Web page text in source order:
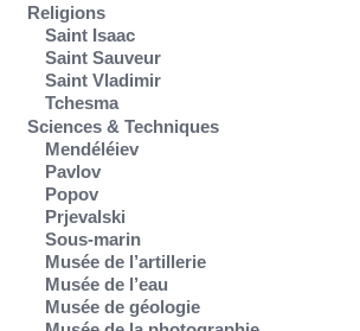
Religions
Saint Isaac
Saint Sauveur
Saint Vladimir
Tchesma
Sciences & Techniques
Mendéléiev
Pavlov
Popov
Prjevalski
Sous-marin
Musée de l’artillerie
Musée de l’eau
Musée de géologie